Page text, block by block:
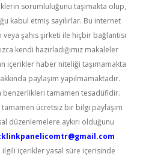
sorumluluğunu taşımakta olup,
kabul etmiş sayılırlar. Bu internet
şahıs şirketi ile hiçbir bağlantısı
kendi hazırladığımız makaleler
içerikler haber niteliği taşımamakta
paylaşım yapılmamaktadır.
benzerlikleri tamamen tesadüfidir.
tamamen ücretsiz bir bilgi paylaşım
düzenlemelere aykırı olduğunu
içerikler yasal süre içerisinde